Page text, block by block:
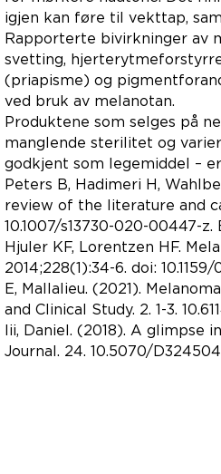
igjen kan føre til vekttap,
Rapporterte bivirkninger av
svetting,
(priapisme) og
ved bruk av melanotan.
Produktene som selges på
manglende sterilitet og
godkjent som legemiddel –
Peters B, Hadimeri H,
review of the literature and
10.1007/s13730-020-00447-z.
Hjuler KF, Lorentzen HF.
2014;228(1):34-6. doi:
E, Mallalieu. (2021).
and Clinical Study. 2. 1-3.
Iii, Daniel. (2018). A
Journal. 24. 10.5070/